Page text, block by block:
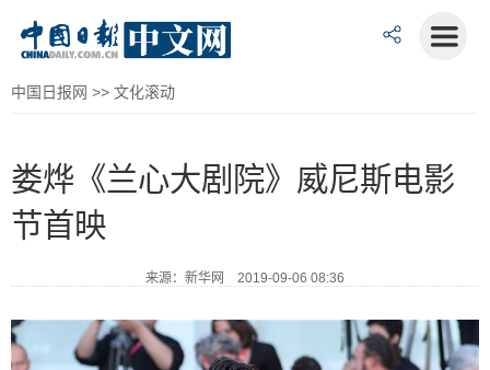
中国日报网 >> 文化滚动
娄烨《兰心大剧院》威尼斯电影
节首映
来源：新华网 2019-09-06 08:36